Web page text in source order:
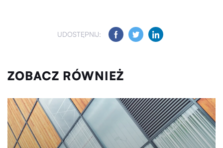
UDOSTĘPNIJ:
ZOBACZ RÓWNIEŻ